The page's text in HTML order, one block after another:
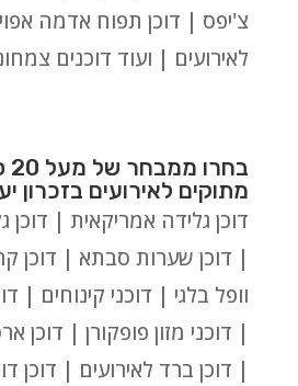
צ'יפס | דוכן תפוח אדמה
לאירועים | ועוד דוכנים
מתוקים לאירועים בזכרון
דוכן גלידה אמריקאית | דוכן
| דוכן שערות סבתא | דוכן
וופל בלגי | דוכני קינוחים |
| דוכני מזון פופקורן | דוכן
| דוכן ברד לאירועים | דוכן